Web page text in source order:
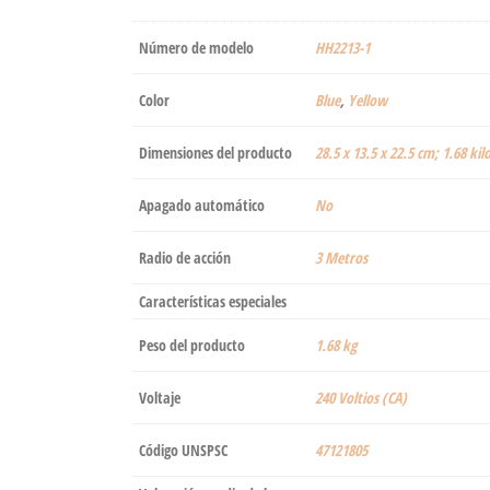
Número de modelo ‎HH2213-1
Color Blue, Yellow
Dimensiones del producto ‎28.5 x 13.5 x 22.5 cm; 1.68
Apagado automático ‎No
Radio de acción ‎3 Metros
Características especiales
Peso del producto ‎1.68 kg
Voltaje ‎240 Voltios (CA)
Código UNSPSC 47121805